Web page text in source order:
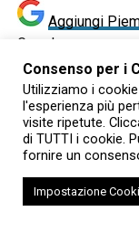
Aggiungi
Google
Ricevi le
News- SEGUICI
Ti è
Iscriviti alla
Consenso per i
Utilizziamo i
l'esperienza più
visite ripetute.
di TUTTI i cookie.
fornire un
Impostazione